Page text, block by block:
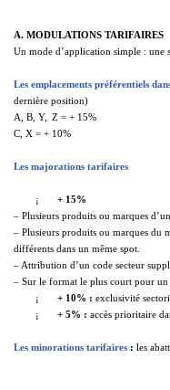
A. MODULATIONS TARIFAIRES
Un mode d’application simple : une
Les emplacements préférentiels
dernière position)
A, B, Y, Z = + 15%
C, X = + 10%
Les majorations tarifaires
¡
+ 15%
– Plusieurs produits ou marques
– Plusieurs produits ou marques du
différents dans un même spot.
– Attribution d’un code secteur
– Sur le format le plus court pour un
¡
+ 10% : exclusivité
¡
+ 5% : accès prioritaire
Les minorations tarifaires : les